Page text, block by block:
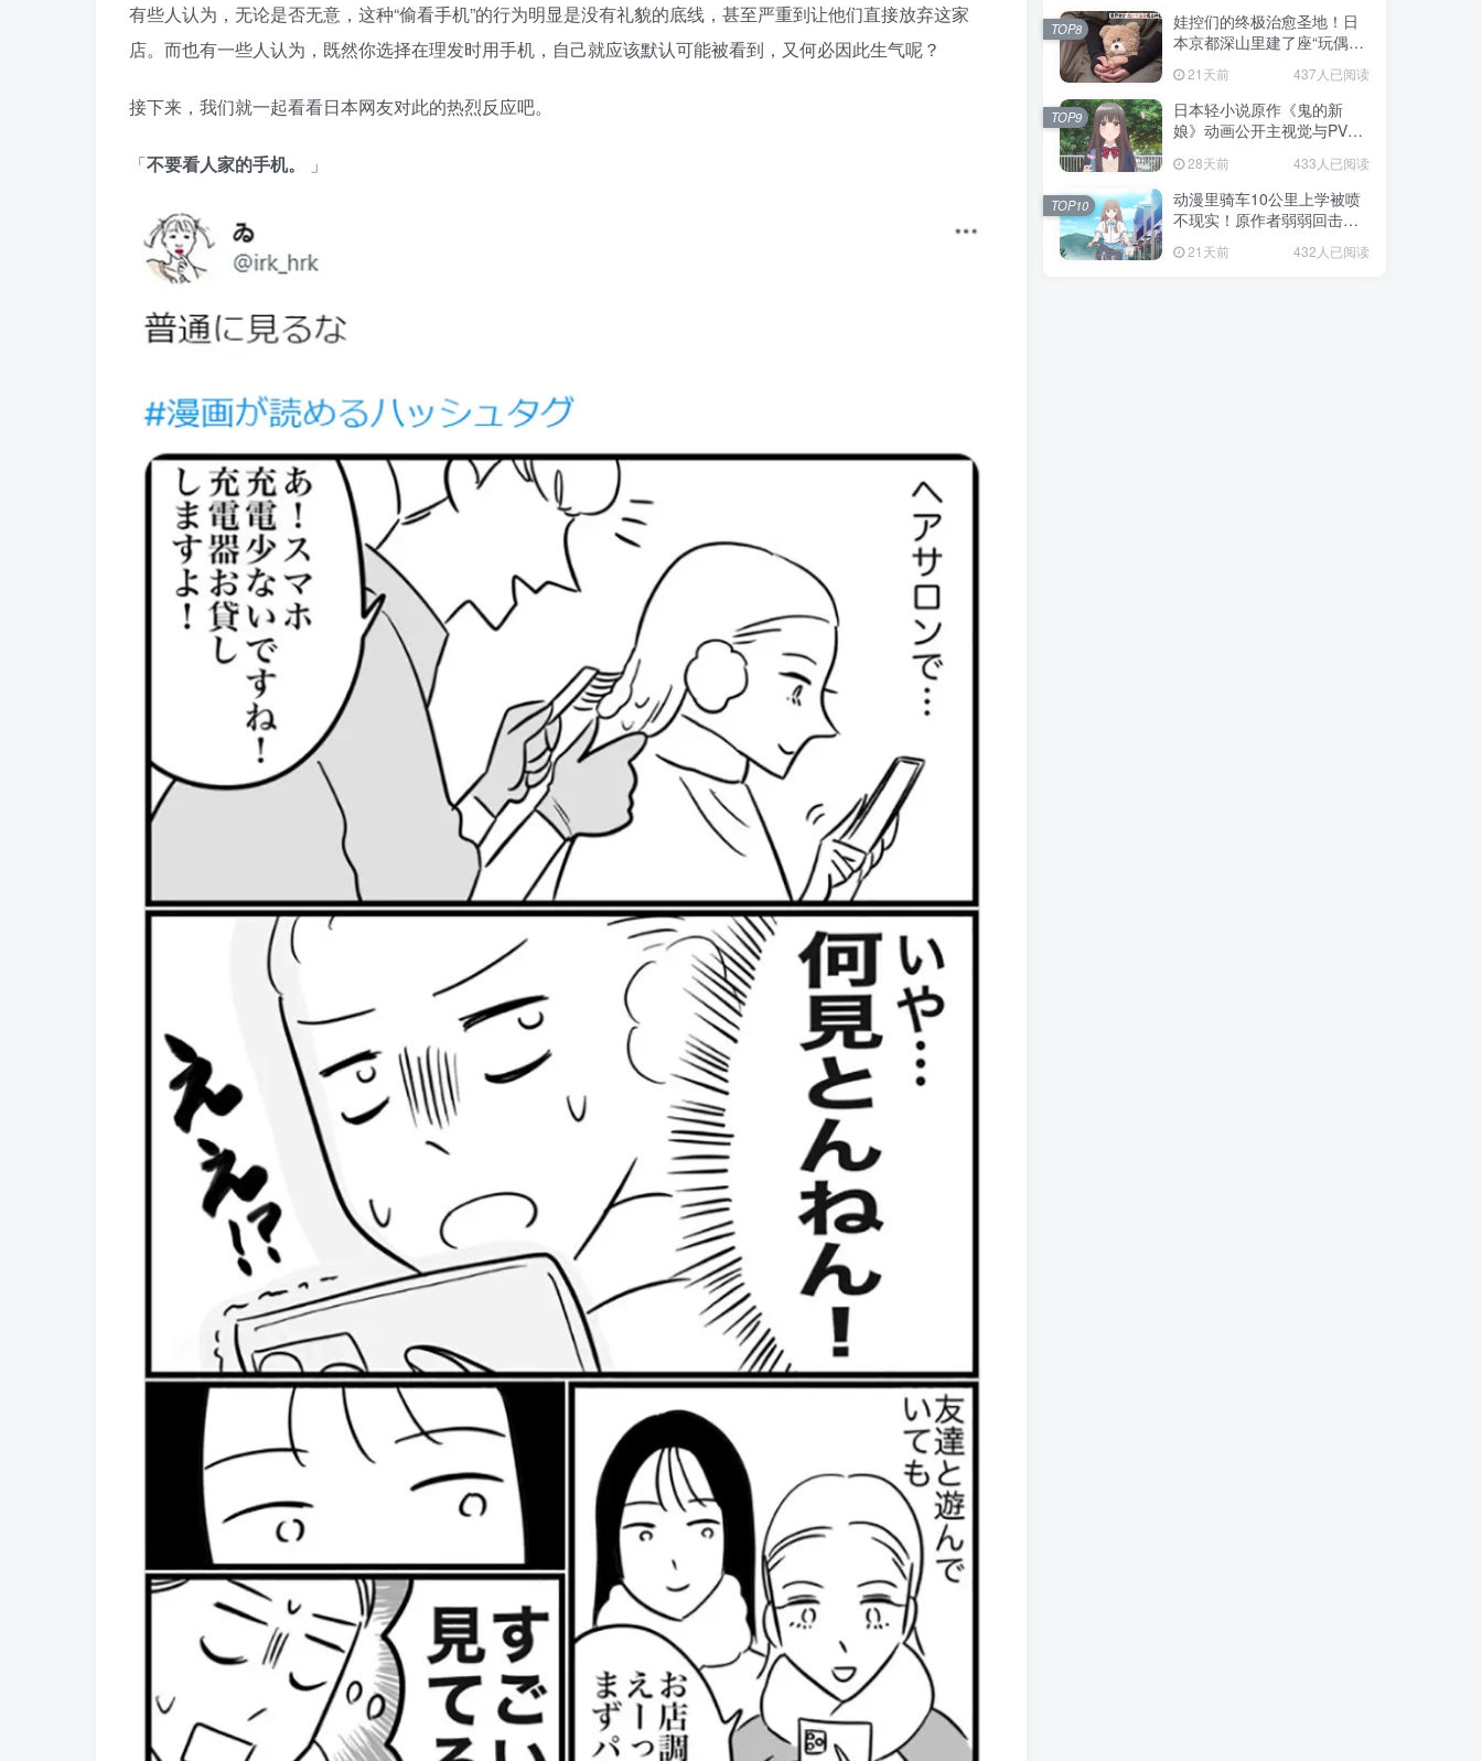
有些人认为，无论是否无意，这种“偷看手机”的行为明显是没有礼貌的底线，甚至严重到让他们直接放弃这家
店。而也有一些人认为，既然你选择在理发时用手机，自己就应该默认可能被看到，又何必因此生气呢？
接下来，我们就一起看看日本网友对此的热烈反应吧。
「不要看人家的手机。 」
娃控们的终极治愈圣地！日
本京都深山里建了座“玩偶神
社”，不仅能拍照还能给娃祈
福！21天前 437人已阅读
TOP8
日本轻小说原作《鬼的新
娘》动画公开主视觉与PV，
太会挑人！
28天前 433人已阅读
TOP9
动漫里骑车10公里上学被喷
不现实！原作者弱弱回击：
常通勤！
21天前 432人已阅读
TOP10